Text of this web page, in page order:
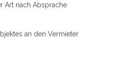
Art nach Absprache
an den Vermieter